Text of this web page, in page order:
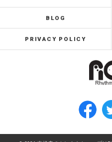
BLOG
PRIVACY POLICY